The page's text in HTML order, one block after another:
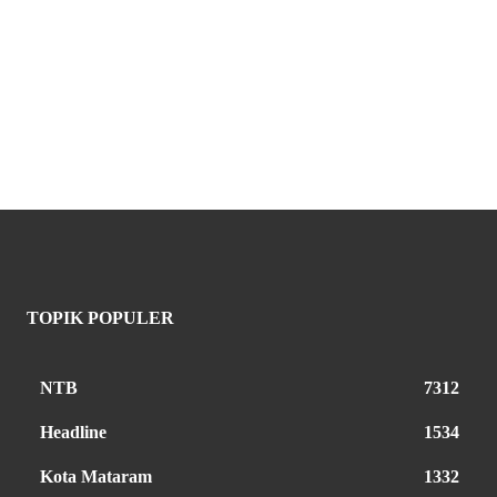
TOPIK POPULER
NTB 7312
Headline 1534
Kota Mataram 1332